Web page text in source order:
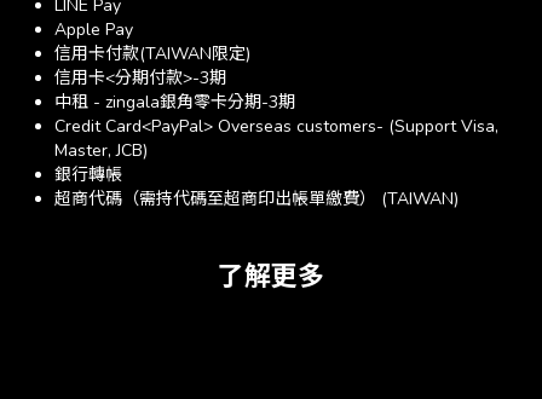
LINE Pay
Apple Pay
信用卡付款(TAIWAN限定)
信用卡<分期付款>-3期
中租 - zingala銀角零卡分期-3期
Credit Card<PayPal> Overseas customers- (Support Visa,
Master, JCB)
銀行轉帳
超商代碼（需持代碼至超商印出帳單繳費） (TAIWAN)
了解更多